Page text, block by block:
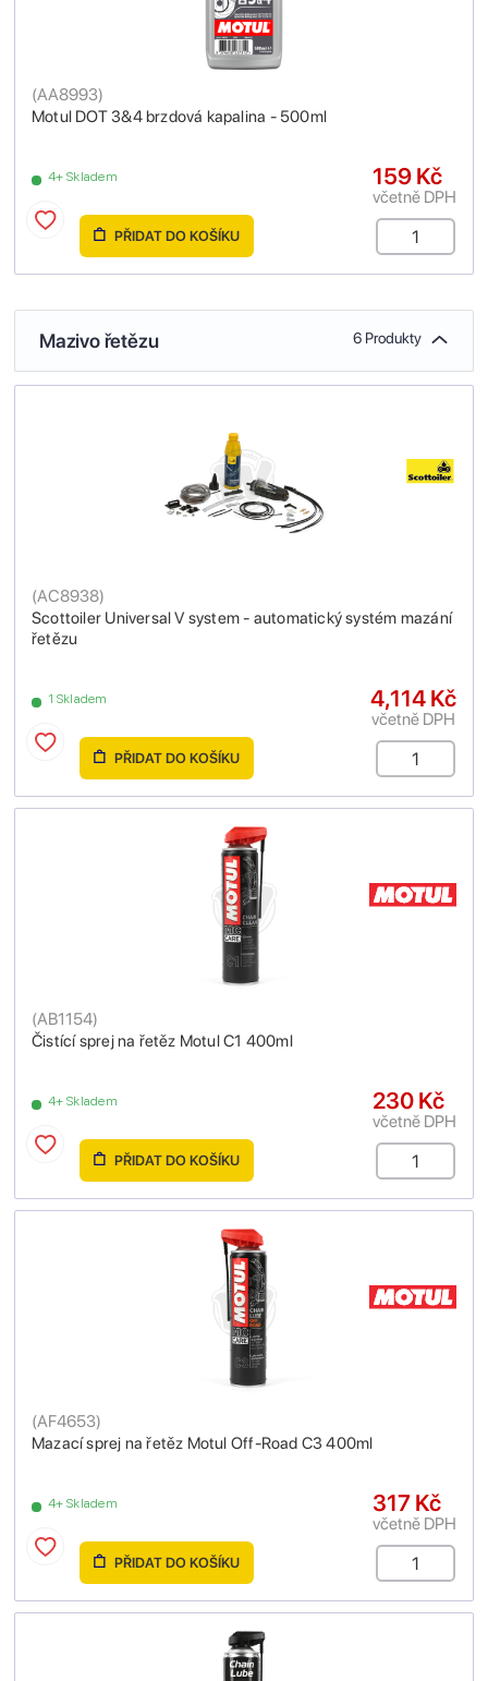
Motul DOT 3&4 brzdová kapalina - 500ml
(AA8993)
4+ Skladem 159 Kč
včetně DPH
PŘIDAT DO KOŠÍKU
Mazivo řetězu 6 Produkty
Scottoiler Universal V system - automatický systém mazání
řetězu
(AC8938)
1 Skladem 4,114 Kč
včetně DPH
PŘIDAT DO KOŠÍKU
Čistící sprej na řetěz Motul C1 400ml
(AB1154)
4+ Skladem 230 Kč
včetně DPH
PŘIDAT DO KOŠÍKU
Mazací sprej na řetěz Motul Off-Road C3 400ml
(AF4653)
4+ Skladem 317 Kč
včetně DPH
PŘIDAT DO KOŠÍKU